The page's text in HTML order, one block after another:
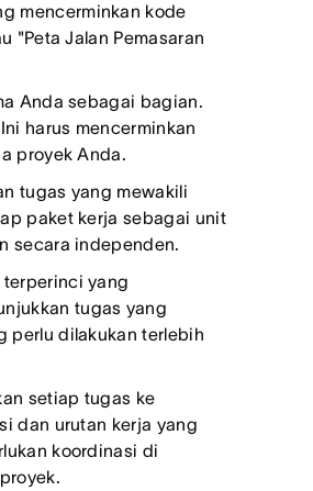
mencerminkan kode
"Peta Jalan Pemasaran
Anda sebagai bagian.
harus mencerminkan
proyek Anda.
tugas yang mewakili
paket kerja sebagai unit
secara independen.
yang
tugas yang
perlu dilakukan terlebih
setiap tugas ke
dan urutan kerja yang
koordinasi di